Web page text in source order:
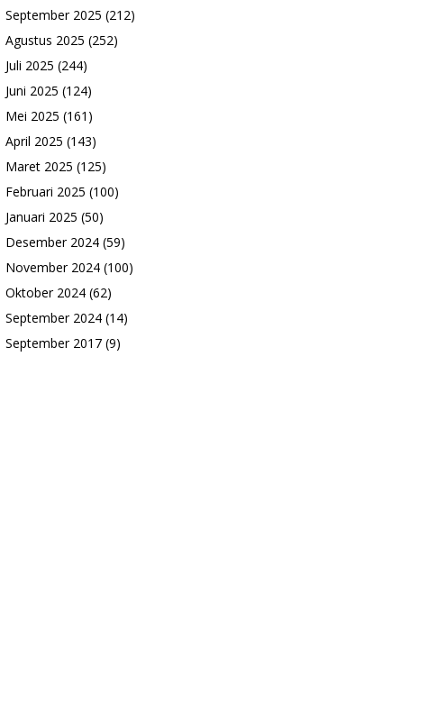
September 2025 (212)
Agustus 2025 (252)
Juli 2025 (244)
Juni 2025 (124)
Mei 2025 (161)
April 2025 (143)
Maret 2025 (125)
Februari 2025 (100)
Januari 2025 (50)
Desember 2024 (59)
November 2024 (100)
Oktober 2024 (62)
September 2024 (14)
September 2017 (9)